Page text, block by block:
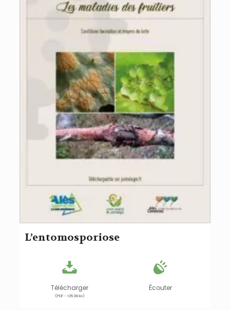
L’entomosporiose
Télécharger
(PDF - 135.08 ko)
Écouter